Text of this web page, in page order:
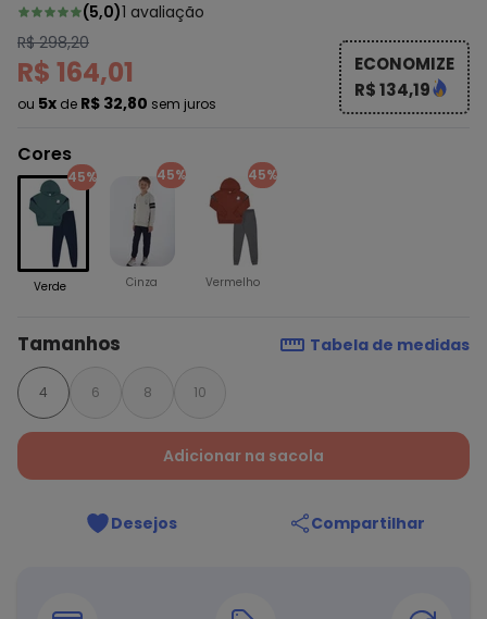
(5,0)1 avaliação
R$ 298,20
R$ 164,01
ou 5x de R$ 32,80 sem juros
ECONOMIZE
R$ 134,19
Cores
45%
Verde
45%
Cinza
45%
Vermelho
Tamanhos Tabela de medidas
4 6 8 10
Adicionar na sacola
Desejos Compartilhar